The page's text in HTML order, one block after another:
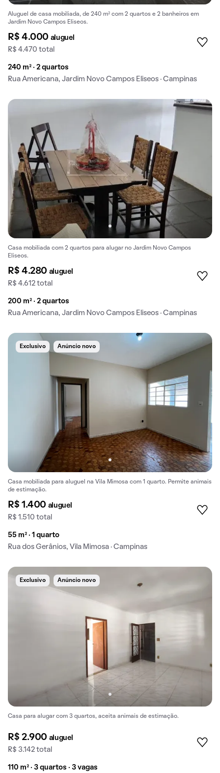
Aluguel de casa mobiliada, de 240 m² com 2 quartos e 2 banheiros em
Jardim Novo Campos Eliseos.
R$ 4.000 aluguel
R$ 4.470 total
240 m² · 2 quartos
Rua Americana, Jardim Novo Campos Eliseos · Campinas
Casa mobiliada com 2 quartos para alugar no Jardim Novo Campos
Eliseos.
R$ 4.280 aluguel
R$ 4.612 total
200 m² · 2 quartos
Rua Americana, Jardim Novo Campos Eliseos · Campinas
Exclusivo Anúncio novo
Casa mobiliada para aluguel na Vila Mimosa com 1 quarto. Permite animais
de estimação.
R$ 1.400 aluguel
R$ 1.510 total
55 m² · 1 quarto
Rua dos Gerânios, Vila Mimosa · Campinas
Exclusivo Anúncio novo
Casa para alugar com 3 quartos, aceita animais de estimação.
R$ 2.900 aluguel
R$ 3.142 total
110 m² · 3 quartos · 3 vagas